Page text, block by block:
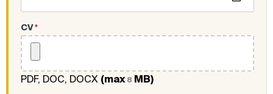
CV*
PDF, DOC, DOCX (max 8 MB)